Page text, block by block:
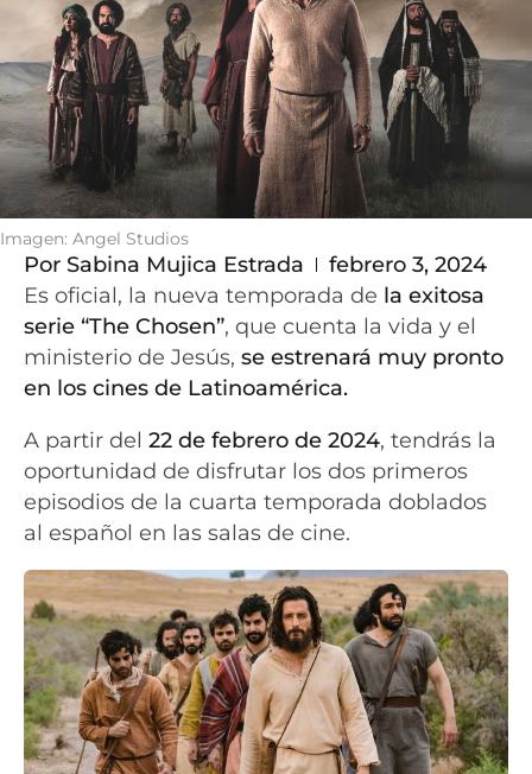
Imagen: Angel Studios
Por Sabina Mujica Estrada
febrero 3, 2024
Es oficial, la nueva temporada de la exitosa
serie “The Chosen”, que cuenta la vida y el
ministerio de Jesús, se estrenará muy pronto
en los cines de Latinoamérica.
A partir del 22 de febrero de 2024, tendrás la
oportunidad de disfrutar los dos primeros
episodios de la cuarta temporada doblados
al español en las salas de cine.